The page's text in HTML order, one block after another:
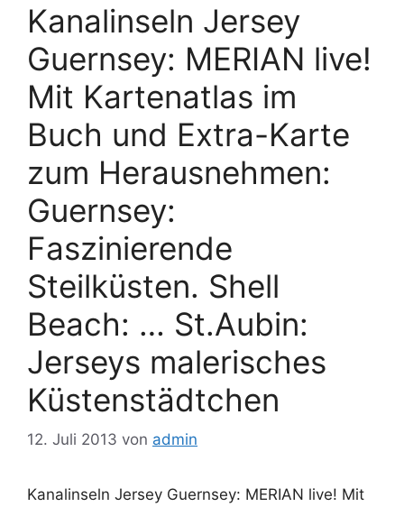
Kanalinseln Jersey
Guernsey: MERIAN live!
Mit Kartenatlas im
Buch und Extra-Karte
zum Herausnehmen:
Guernsey:
Faszinierende
Steilküsten. Shell
Beach: … St.Aubin:
Jerseys malerisches
Küstenstädtchen
12. Juli 2013 von admin
Kanalinseln Jersey Guernsey: MERIAN live! Mit